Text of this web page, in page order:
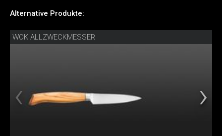
Alternative Produkte:
WOK ALLZWECKMESSER